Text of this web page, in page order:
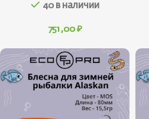
40 в наличии
751,00 ₽